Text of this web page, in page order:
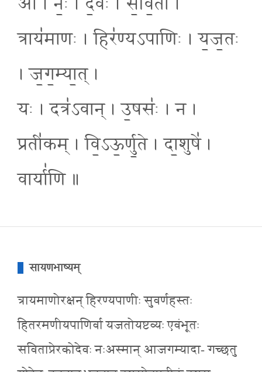
त्राय॑माणः । हिर॑ण्यऽपाणिः । य॒ज॒तः
। ज॒ग॒म्या॒त् ।
यः । दत्र॑ऽवान् । उ॒षसः॑ । न ।
प्रती॑कम् । वि॒ऽऊ॒र्णु॒ते । दा॒शुषे॑ ।
वार्या॑णि ॥
सायणभाष्यम्
त्रायमाणोरक्षन् हिरण्यपाणीः सुवर्णहस्तः
हितरमणीयपाणिर्वा यजतोयष्टव्यः एवंभूतः
सविताप्रेरकोदेवः नःअस्मान् आजगम्यादा- गच्छतु